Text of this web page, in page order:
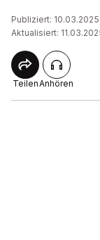
Publiziert:
Aktualisiert:
TeilenAnhören